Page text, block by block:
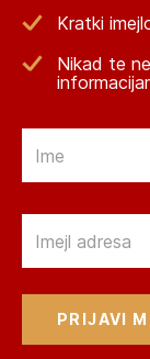
Kratki
Nikad te